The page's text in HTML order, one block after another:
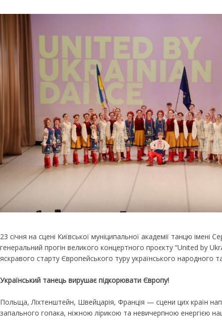
23 січня на сцені Київської муніципальної академії танцю імені
генеральний прогін великого концертного проєкту “United by
яскравого старту Європейського туру українського народного
Український танець вирушає підкорювати Європу!
Польща, Ліхтенштейн, Швейцарія, Франція — сцени цих країн
запального гопака, ніжною лірикою та невичерпною енергією